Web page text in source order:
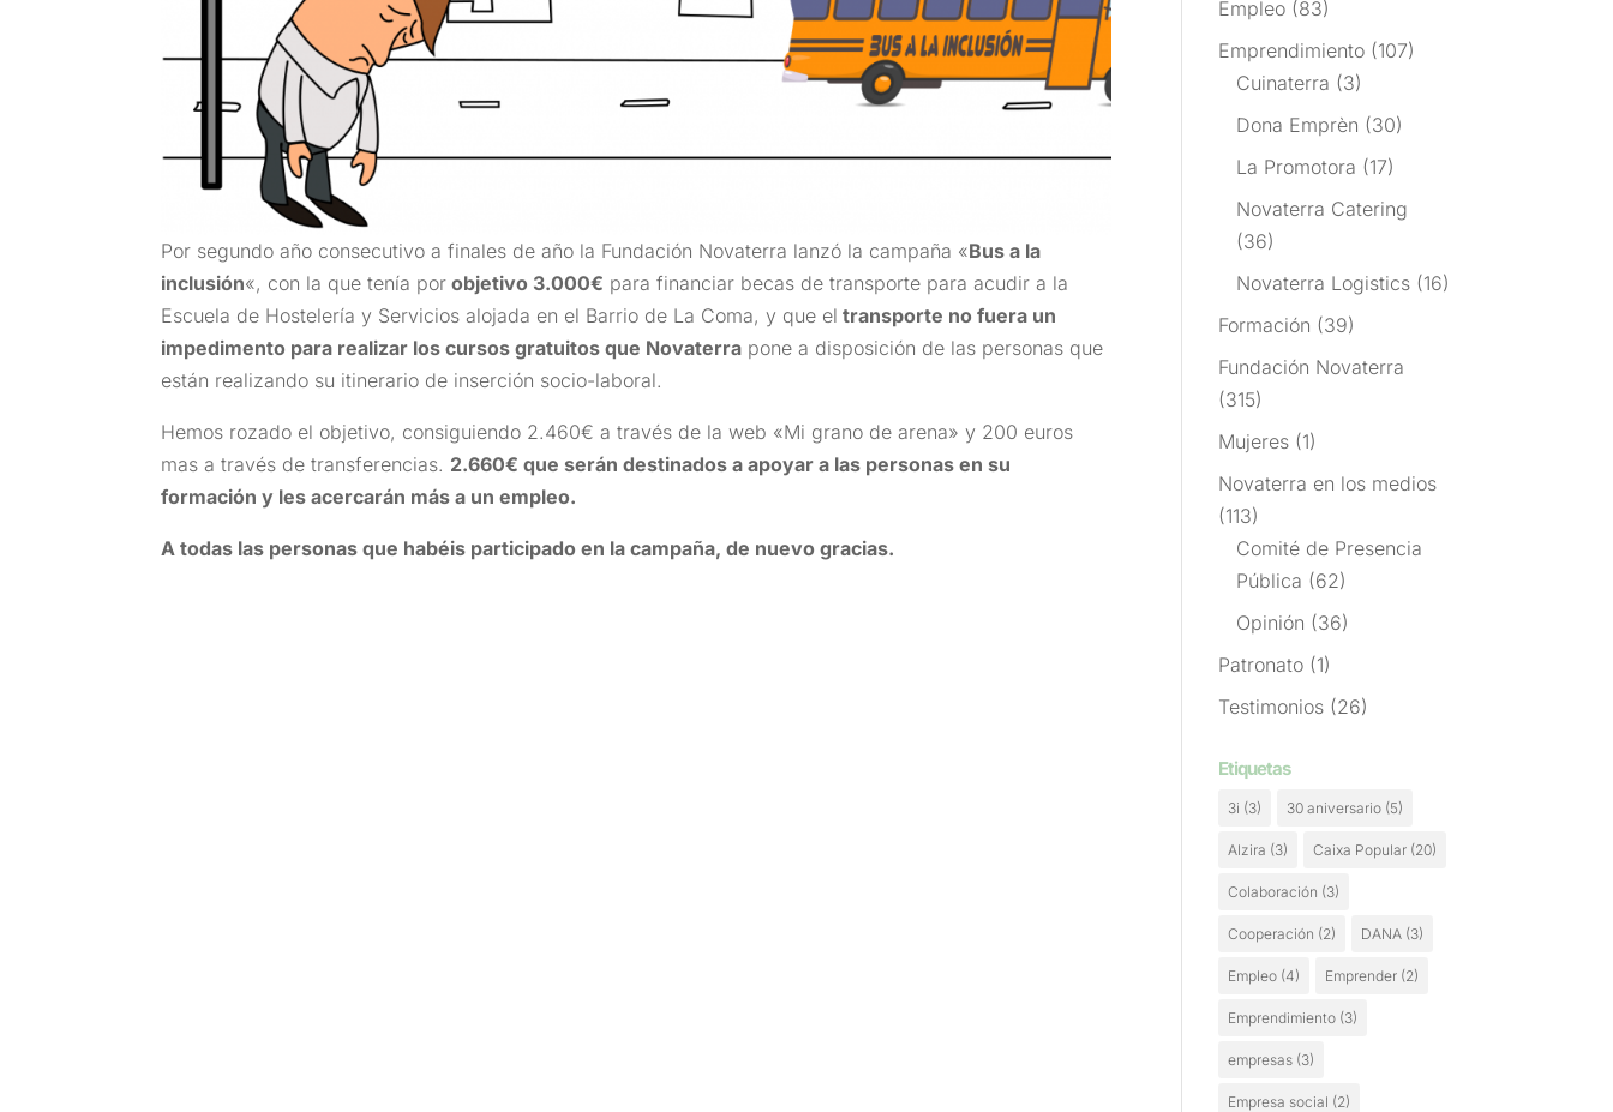
Por segundo año consecutivo a finales de año la Fundación Novaterra lanzó la campaña «Bus a la
inclusión«, con la que tenía por objetivo 3.000€ para financiar becas de transporte para acudir a la
Escuela de Hostelería y Servicios alojada en el Barrio de La Coma, y que el transporte no fuera un
impedimento para realizar los cursos gratuitos que Novaterra pone a disposición de las personas que
están realizando su itinerario de inserción socio-laboral.
Hemos rozado el objetivo, consiguiendo 2.460€ a través de la web «Mi grano de arena» y 200 euros
mas a través de transferencias. 2.660€ que serán destinados a apoyar a las personas en su
formación y les acercarán más a un empleo.
A todas las personas que habéis participado en la campaña, de nuevo gracias.
Empleo (83)
Emprendimiento (107)
Cuinaterra (3)
Dona Emprèn (30)
La Promotora (17)
Novaterra Catering
(36)
Novaterra Logistics (16)
Formación (39)
Fundación Novaterra
(315)
Mujeres (1)
Novaterra en los medios
(113)
Comité de Presencia
Pública (62)
Opinión (36)
Patronato (1)
Testimonios (26)
Etiquetas
3i (3) 30 aniversario (5)
Alzira (3) Caixa Popular (20)
Colaboración (3)
Cooperación (2) DANA (3)
Empleo (4) Emprender (2)
Emprendimiento (3)
empresas (3)
Empresa social (2)